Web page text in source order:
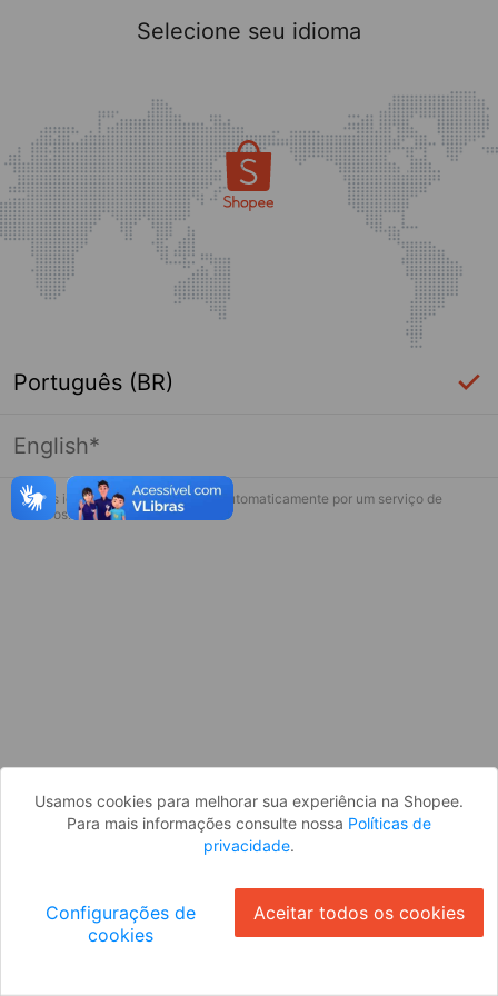
Página indisponível
Desculpe, algo deu errado. Faça login
Selecione seu idioma
Português (BR)
English*
* Esses idiomas serão traduzidos automaticamente por um serviço de
terceiros.
Usamos cookies para melhorar sua experiência na Shopee.
Para mais informações consulte nossa Políticas de
privacidade.
Configurações de
cookies
Aceitar todos os cookies